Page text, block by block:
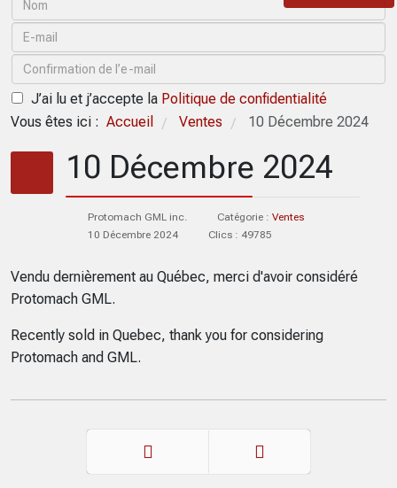
J’ai lu et j’accepte la Politique de confidentialité
Vous êtes ici : Accueil / Ventes / 10 Décembre 2024
10 Décembre 2024
Protomach GML inc. Catégorie : Ventes
10 Décembre 2024
Clics : 49785
Vendu dernièrement au Québec, merci d'avoir considéré
Protomach GML.
Recently sold in Quebec, thank you for considering
Protomach and GML.